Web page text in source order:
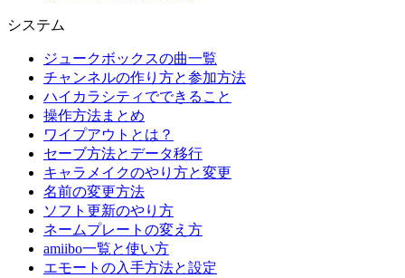
システム
ジュークボックスの曲一覧
チャンネルの作り方と参加方法
ハイカラシティでできること
操作方法まとめ
ワイプアウトとは？
セーブ方法とデータ移行
キャラメイクのやり方と変更
名前の変更方法
ソフト更新のやり方
ネームプレートの変え方
amiibo一覧と使い方
エモートの入手方法と設定